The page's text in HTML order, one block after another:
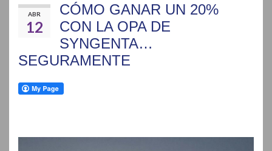
ABR
12
CÓMO GANAR UN 20%
CON LA OPA DE
SYNGENTA…
SEGURAMENTE